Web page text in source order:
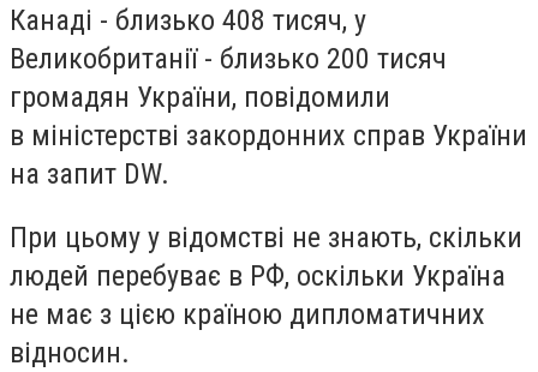
Канаді - близько 408 тисяч, у
Великобританії - близько 200 тисяч
громадян України, повідомили
в міністерстві закордонних справ України
на запит DW.
При цьому у відомстві не знають, скільки
людей перебуває в РФ, оскільки Україна
не має з цією країною дипломатичних
відносин.